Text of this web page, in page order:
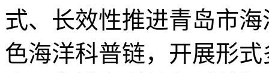
式、长效性推进青岛市
色海洋科普链，开展形